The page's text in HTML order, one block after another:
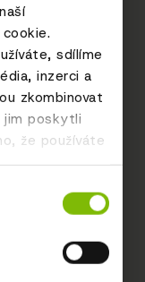
sdílíme
inzerci a
zkombinovat
jim poskytli
že používáte